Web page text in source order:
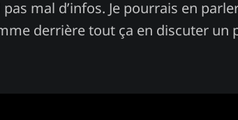
mal d’infos. Je pourrais en
derrière tout ça en discuter un